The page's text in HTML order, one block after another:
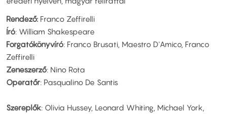
Rendező: Franco Zeffirelli
Író: William Shakespeare
Forgatókönyvíró: Franco Brusati, Maestro D'Amico, Franco
Zeffirelli
Zeneszerző: Nino Rota
Operatőr: Pasqualino De Santis
Szereplők: Olivia Hussey, Leonard Whiting, Michael York,